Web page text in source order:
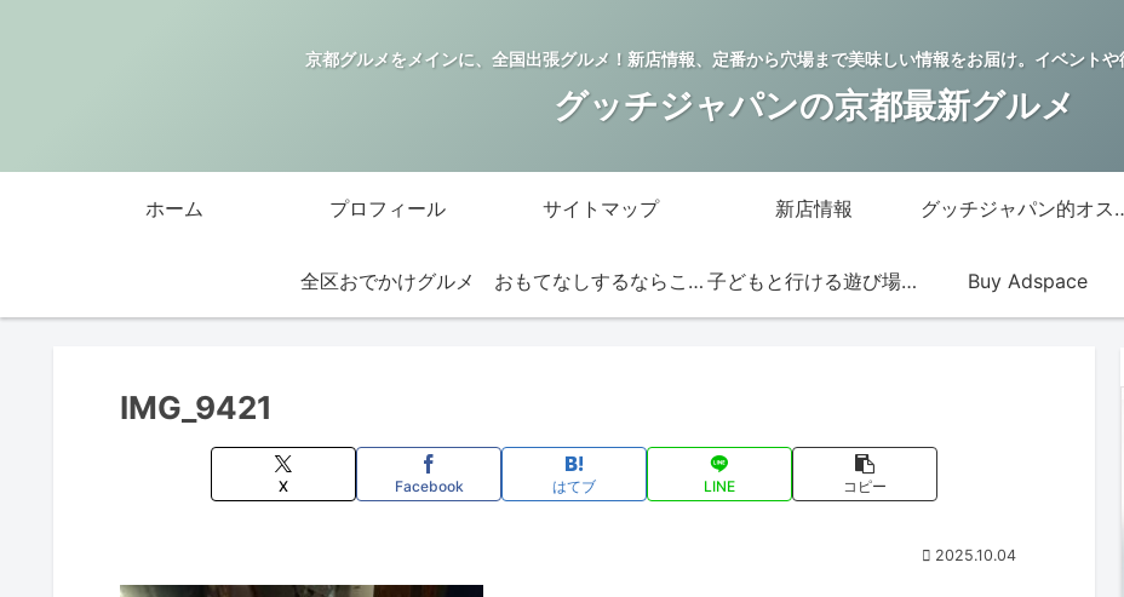
京都グルメをメインに、全国出張グルメ！新店情報、定番から穴場まで美味しい情報をお届け。イベントや
グッチジャパンの京都最新グルメ
ホーム プロフィール サイトマップ 新店情報 グッチジ
全区おでかけグルメ おもてなしするならこの店 子どもと行ける遊び場・お店 Buy Adspace
IMG_9421
X Facebook はてブ LINE コピー
2025.10.04